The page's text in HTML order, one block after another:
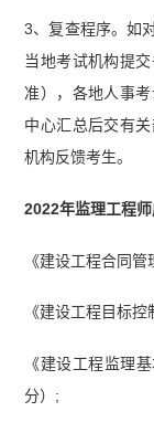
3、复查程序。如
当地考试机构提
准），各地人事
中心汇总后交有
机构反馈考生。
2022年监理工程师
《建设工程合同
《建设工程目标
《建设工程监理
分）;